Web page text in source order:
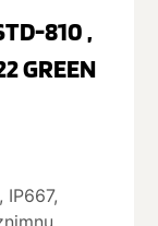
810 ,
GREEN
IP667,